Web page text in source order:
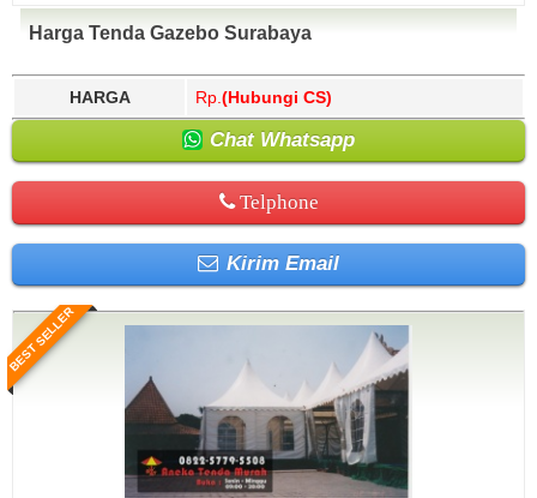
Harga Tenda Gazebo Surabaya
HARGA Rp. (Hubungi CS)
Chat Whatsapp
Telphone
Kirim Email
BEST SELLER